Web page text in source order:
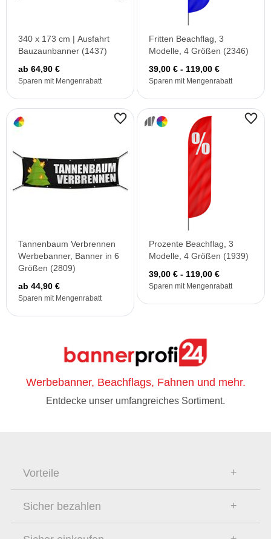
340 x 173 cm | Ausfahrt
Bauzaunbanner (1437)
ab 64,90 €
Sparen mit Mengenrabatt
Fritten Beachflag, 3
Modelle, 4 Größen (2346)
39,00 € - 119,00 €
Sparen mit Mengenrabatt
Tannenbaum Verbrennen
Werbebanner, Banner in 6
Größen (2809)
ab 44,90 €
Sparen mit Mengenrabatt
Prozente Beachflag, 3
Modelle, 4 Größen (1939)
39,00 € - 119,00 €
Sparen mit Mengenrabatt
Werbebanner, Beachflags, Fahnen und mehr.
Entdecke unser umfangreiches Sortiment.
Vorteile
Sicher bezahlen